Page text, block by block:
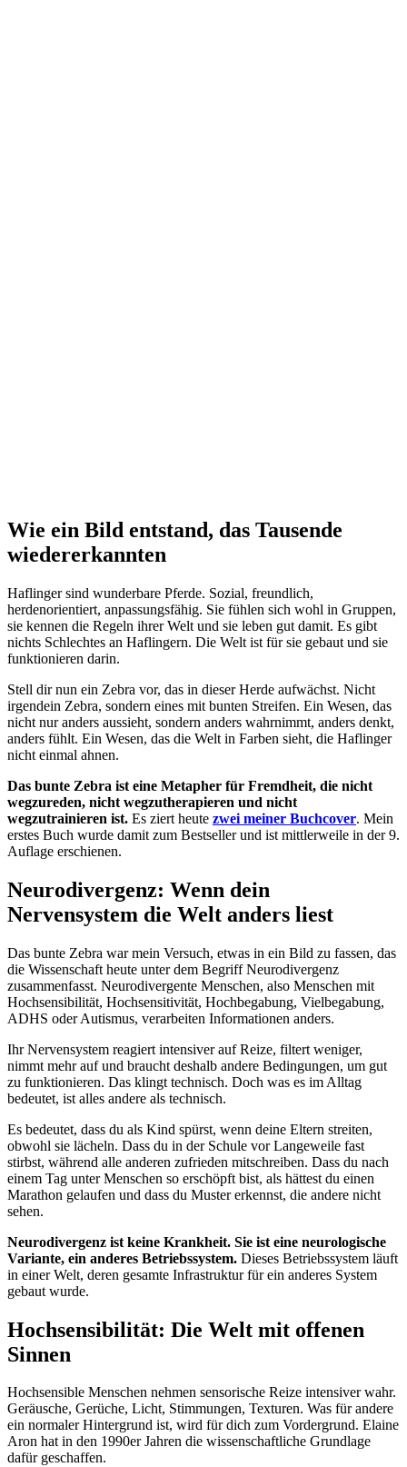
Wie ein Bild entstand, das Tausende
wiedererkannten
Haflinger sind wunderbare Pferde. Sozial, freundlich,
herdenorientiert, anpassungsfähig. Sie fühlen sich wohl in Gruppen,
sie kennen die Regeln ihrer Welt und sie leben gut damit. Es gibt
nichts Schlechtes an Haflingern. Die Welt ist für sie gebaut und sie
funktionieren darin.
Stell dir nun ein Zebra vor, das in dieser Herde aufwächst. Nicht
irgendein Zebra, sondern eines mit bunten Streifen. Ein Wesen, das
nicht nur anders aussieht, sondern anders wahrnimmt, anders denkt,
anders fühlt. Ein Wesen, das die Welt in Farben sieht, die Haflinger
nicht einmal ahnen.
Das bunte Zebra ist eine Metapher für Fremdheit, die nicht
wegzureden, nicht wegzutherapieren und nicht
wegzutrainieren ist. Es ziert heute zwei meiner Buchcover. Mein
erstes Buch wurde damit zum Bestseller und ist mittlerweile in der 9.
Auflage erschienen.
Neurodivergenz: Wenn dein
Nervensystem die Welt anders liest
Das bunte Zebra war mein Versuch, etwas in ein Bild zu fassen, das
die Wissenschaft heute unter dem Begriff Neurodivergenz
zusammenfasst. Neurodivergente Menschen, also Menschen mit
Hochsensibilität, Hochsensitivität, Hochbegabung, Vielbegabung,
ADHS oder Autismus, verarbeiten Informationen anders.
Ihr Nervensystem reagiert intensiver auf Reize, filtert weniger,
nimmt mehr auf und braucht deshalb andere Bedingungen, um gut
zu funktionieren. Das klingt technisch. Doch was es im Alltag
bedeutet, ist alles andere als technisch.
Es bedeutet, dass du als Kind spürst, wenn deine Eltern streiten,
obwohl sie lächeln. Dass du in der Schule vor Langeweile fast
stirbst, während alle anderen zufrieden mitschreiben. Dass du nach
einem Tag unter Menschen so erschöpft bist, als hättest du einen
Marathon gelaufen und dass du Muster erkennst, die andere nicht
sehen.
Neurodivergenz ist keine Krankheit. Sie ist eine neurologische
Variante, ein anderes Betriebssystem. Dieses Betriebssystem läuft
in einer Welt, deren gesamte Infrastruktur für ein anderes System
gebaut wurde.
Hochsensibilität: Die Welt mit offenen
Sinnen
Hochsensible Menschen nehmen sensorische Reize intensiver wahr.
Geräusche, Gerüche, Licht, Stimmungen, Texturen. Was für andere
ein normaler Hintergrund ist, wird für dich zum Vordergrund. Elaine
Aron hat in den 1990er Jahren die wissenschaftliche Grundlage
dafür geschaffen.